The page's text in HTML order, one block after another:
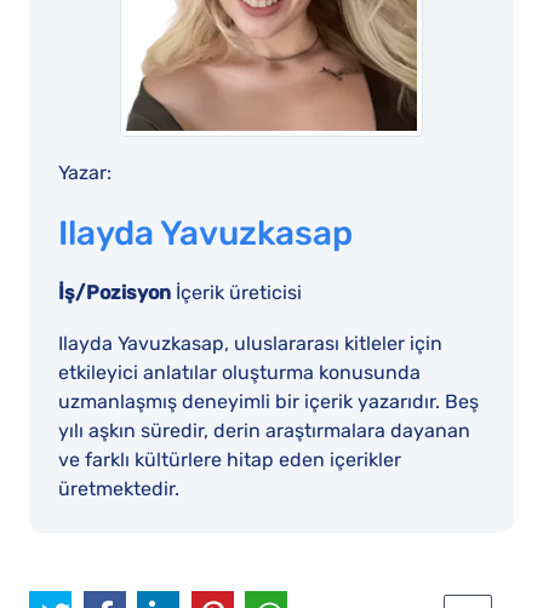
Yazar:
Ilayda Yavuzkasap
İş/Pozisyon İçerik üreticisi
Ilayda Yavuzkasap, uluslararası kitleler için
etkileyici anlatılar oluşturma konusunda
uzmanlaşmış deneyimli bir içerik yazarıdır. Beş
yılı aşkın süredir, derin araştırmalara dayanan
ve farklı kültürlere hitap eden içerikler
üretmektedir.